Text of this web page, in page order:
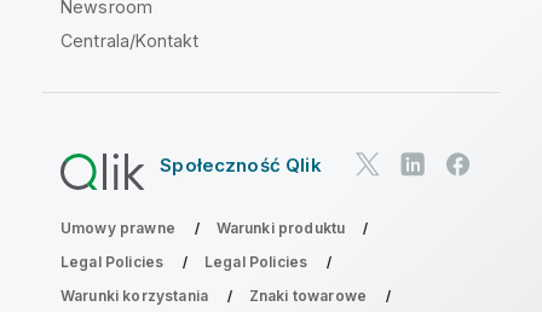
Newsroom
Centrala/Kontakt
Społeczność Qlik
Umowy prawne
Warunki produktu
Legal Policies
Legal Policies
Warunki korzystania
Znaki towarowe